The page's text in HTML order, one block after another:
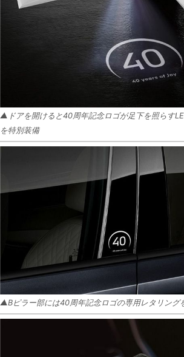
▲ドアを開けると40周年記念ロゴが足下を照らす
を特別装備
▲Bピラー部には40周年記念ロゴの専用レタリング